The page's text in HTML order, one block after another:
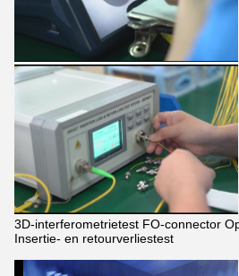
3D-interferometrietest FO-connector
Insertie- en retourverliestest